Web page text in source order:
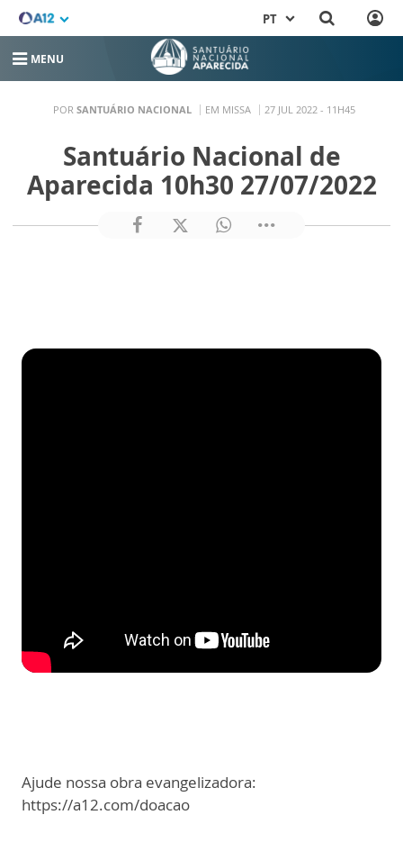
PT
MENU
POR SANTUÁRIO NACIONAL EM MISSA 27 JUL 2022 - 11H45
Santuário Nacional de
Aparecida 10h30 27/07/2022
Ajude nossa obra evangelizadora:
https://a12.com/doacao